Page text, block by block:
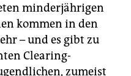
minderjährigen
kommen in den
– und es gibt zu
Clearing-
zumeist